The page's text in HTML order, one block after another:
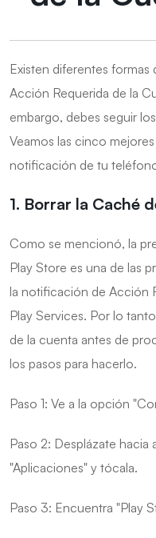
Existen diferentes
Acción Requerida de la
embargo, debes seguir
Veamos las cinco
notificación de tu
1. Borrar la Caché
Como se mencionó, la
Play Store es una de las
la notificación de Acción
Play Services. Por lo
de la cuenta antes de
los pasos para hacerlo.
Paso 1: Ve a la opción
Paso 2: Desplázate
"Aplicaciones" y tócala.
Paso 3: Encuentra "Play